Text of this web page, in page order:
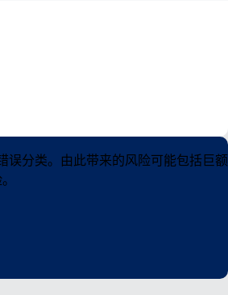
误分类。由此带来的风险可能包括巨额